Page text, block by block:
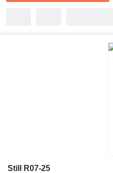
Still R07-25